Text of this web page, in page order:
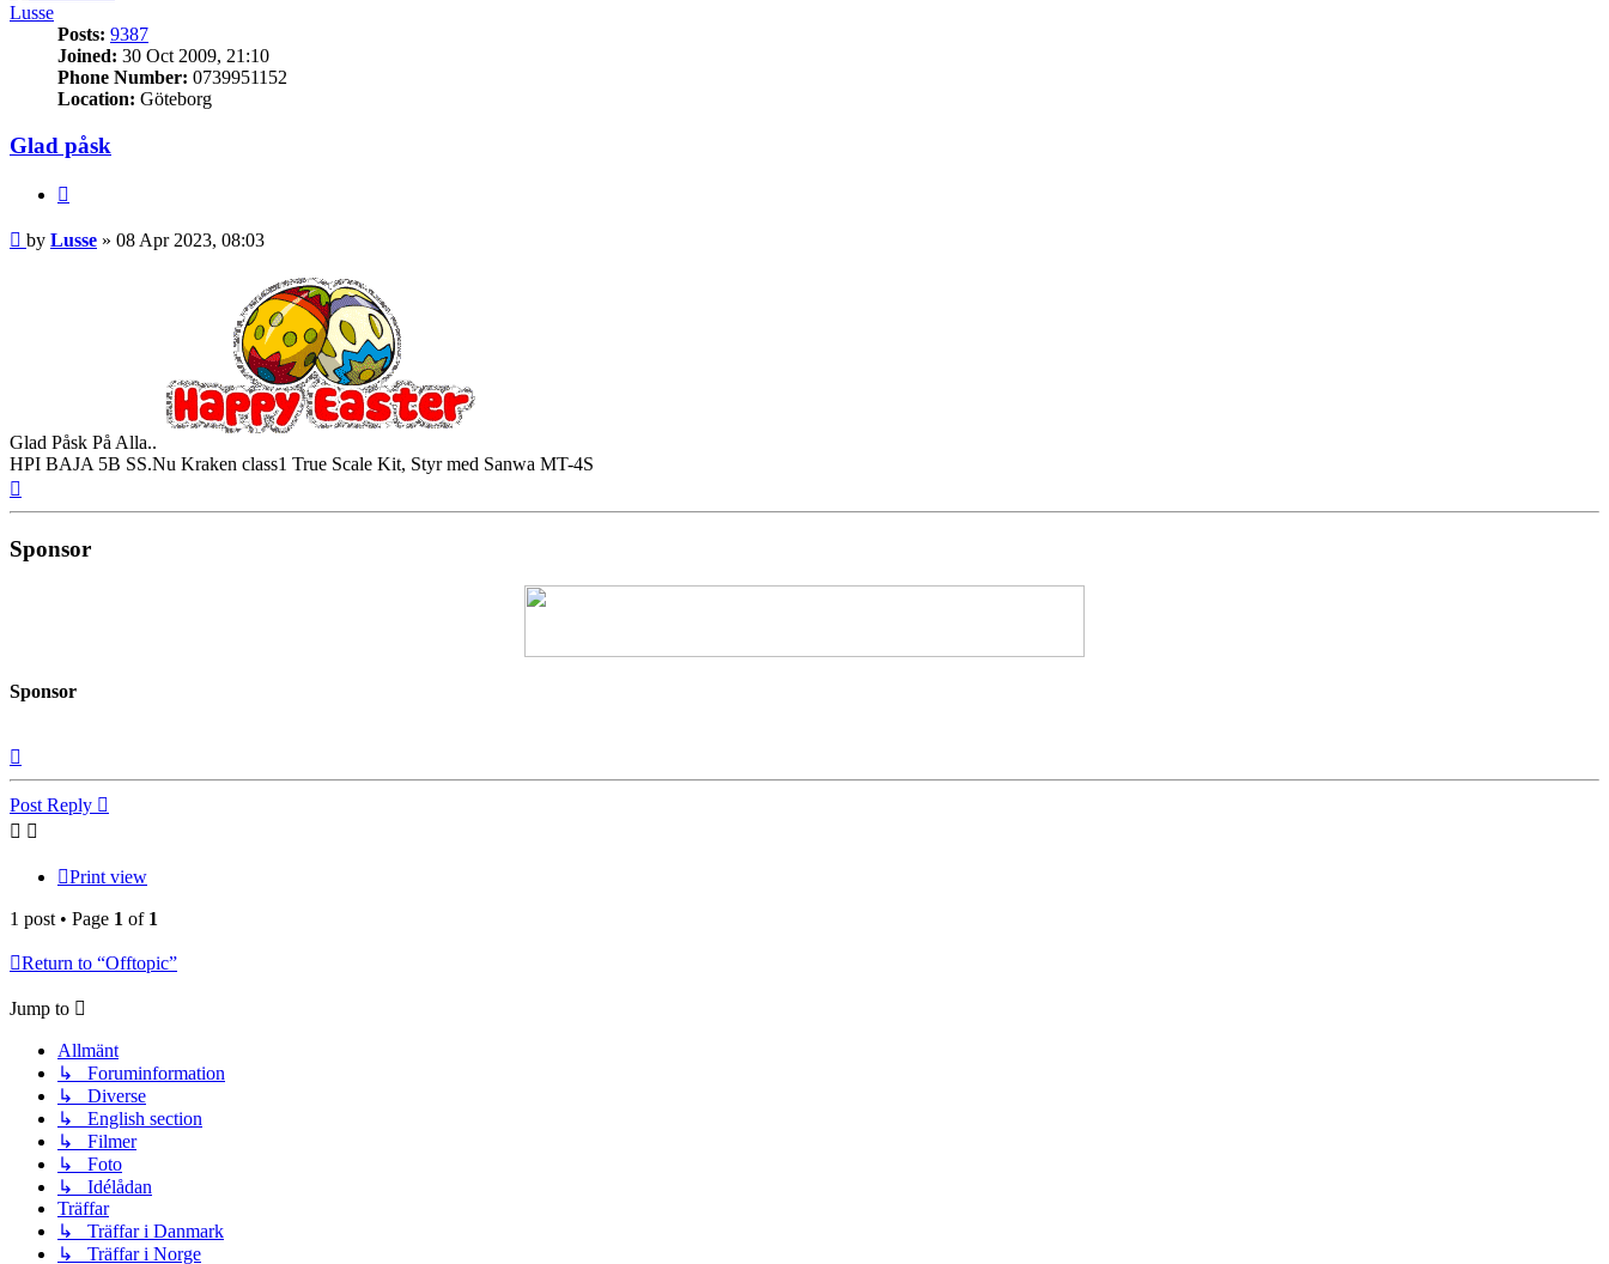
Lusse
Posts: 9387
Joined: 30 Oct 2009, 21:10
Phone Number: 0739951152
Location: Göteborg
Glad påsk
Post
by Lusse » 08 Apr 2023, 08:03
Glad Påsk På Alla..
HPI BAJA 5B SS.Nu Kraken class1 True Scale Kit, Styr med Sanwa MT-4S
Sponsor
Sponsor
Post Reply
Print view
1 post • Page 1 of 1
Return to “Offtopic”
Jump to
Allmänt
↳ Foruminformation
↳ Diverse
↳ English section
↳ Filmer
↳ Foto
↳ Idélådan
Träffar
↳ Träffar i Danmark
↳ Träffar i Norge